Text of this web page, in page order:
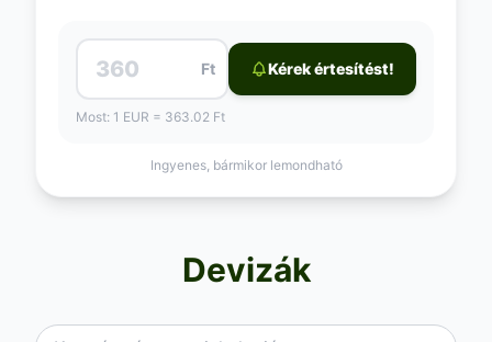
Ft Kérek értesítést!
Most: 1 EUR = 363.02 Ft
Ingyenes, bármikor lemondható
Devizák